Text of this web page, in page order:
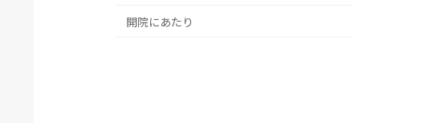
開院にあたり